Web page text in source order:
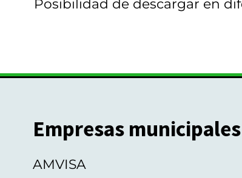
Posibilidad de descargar en
Empresas municipales
AMVISA